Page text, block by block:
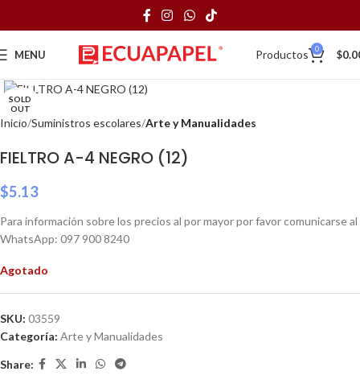
MENU Productos 0 $
SOLD
OUT
Click to enlarge
Inicio Suministros escolares Arte y Manualidades
FIELTRO A-4 NEGRO (12)
$5.13
Para información sobre los precios al por mayor por favor comunicarse al
WhatsApp: 097 900 8240
Agotado
SKU: 03559
Categoría: Arte y Manualidades
Share: